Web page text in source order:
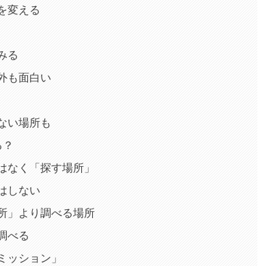
変える
る
も面白い
い場所も
く「探す場所」
しない
」より調べる場所
べる
ション」